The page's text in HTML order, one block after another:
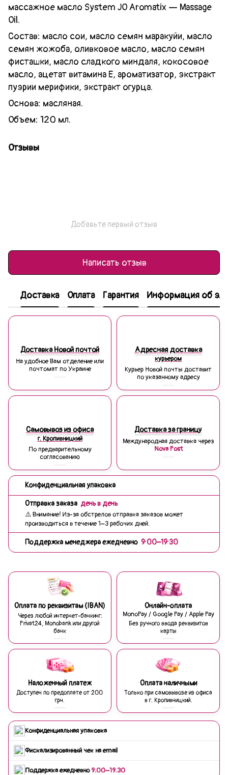
массажное масло System JO Aromatix — Massage
Oil.
Состав: масло сои, масло семян маракуйи, масло
семян жожоба, оливковое масло, масло семян
фисташки, масло сладкого миндаля, кокосовое
масло, ацетат витамина Е, ароматизатор, экстракт
пуэрии мерифики, экстракт огурца.
Основа: масляная.
Объем: 120 мл.
Отзывы
Добавьте первый отзыв
Написать отзыв
Доставка Оплата Гарантия Информация об
Доставка Новой почтой
На удобное Вам отделение или
почтомат по Украине
Адресная доставка
курьером
Курьер Новой почты доставит
по указанному адресу
Самовывоз из офиса
г. Кропивницкий
По предварительному
согласованию
Доставка за границу
Международная доставка через
Nova Post
Конфиденциальная упаковка
Отправка заказа день в день
⚠️ Внимание! Из-за обстрелов отправка заказов может
производиться в течение 1–3 рабочих дней.
Поддержка менеджера ежедневно 9:00–19:30
Оплата по реквизитам (IBAN)
Через любой интернет-банкинг:
Privat24, Monobank или другой
банк
Онлайн-оплата
MonoPay / Google Pay / Apple Pay
Без ручного ввода реквизитов
карты
Наложенный платеж
Доступен по предоплате от 200
грн.
Оплата наличными
Только при самовывозе из офиса
в г. Кропивницкий.
Конфиденциальная упаковка
Фискализированный чек на email
Поддержка ежедневно9:00–19:30